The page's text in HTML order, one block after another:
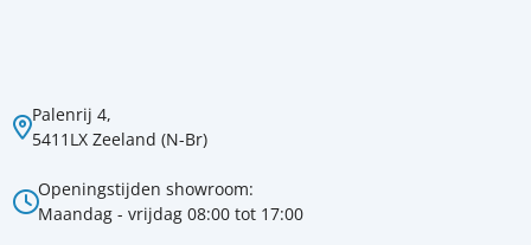
Palenrij 4,
5411LX Zeeland (N-Br)
Openingstijden showroom:
Maandag - vrijdag 08:00 tot 17:00